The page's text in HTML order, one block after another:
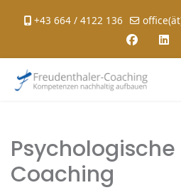
+43 664 / 4122 136
Coaching